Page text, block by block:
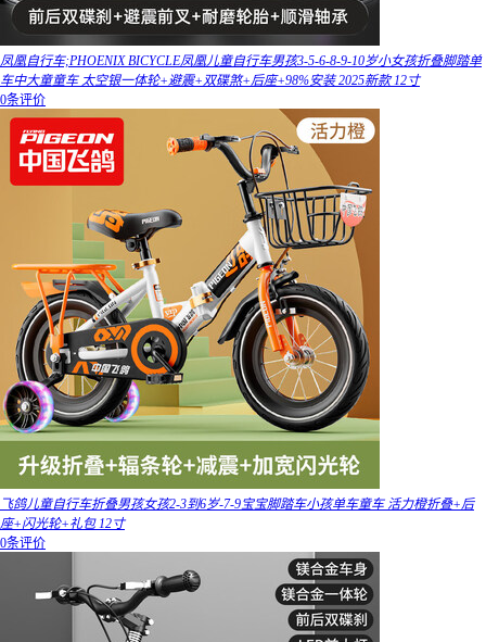
凤凰自行车;PHOENIX BICYCLE凤凰儿童自行车男孩3-5-6-8-9-10岁小女孩折叠脚踏单
车中大童童车 太空银一体轮+避震+双碟煞+后座+98%安装 2025新款 12寸
0条评价
飞鸽儿童自行车折叠男孩女孩2-3到6岁-7-9宝宝脚踏车小孩单车童车 活力橙折叠+后
座+闪光轮+礼包 12寸
0条评价